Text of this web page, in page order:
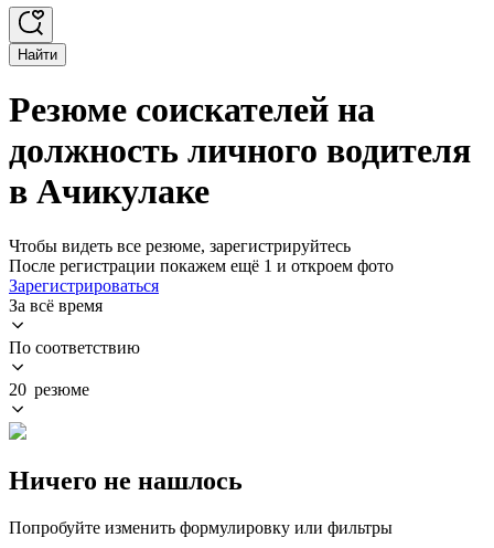
Найти
Резюме соискателей на
должность личного водителя
в Ачикулаке
Чтобы видеть все резюме, зарегистрируйтесь
После регистрации покажем ещё 1 и откроем фото
Зарегистрироваться
За всё время
По соответствию
20 резюме
Ничего не нашлось
Попробуйте изменить формулировку или фильтры